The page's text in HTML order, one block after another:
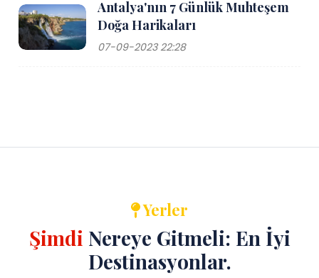
Antalya'nın 7 Günlük Muhteşem
Doğa Harikaları
07-09-2023 22:28
Yerler
Şimdi Nereye Gitmeli: En İyi
Destinasyonlar.